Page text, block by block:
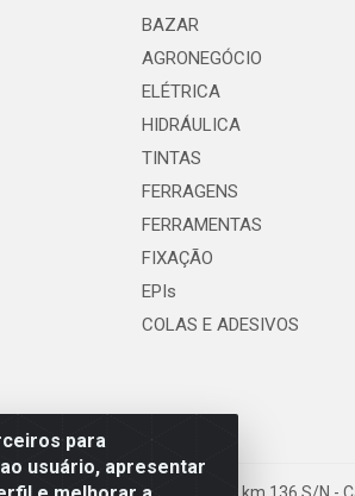
para
usuário, apresentar
BAZAR
AGRONEGÓCIO
ELÉTRICA
HIDRÁULICA
TINTAS
FERRAGENS
FERRAMENTAS
FIXAÇÃO
EPIs
COLAS E ADESIVOS